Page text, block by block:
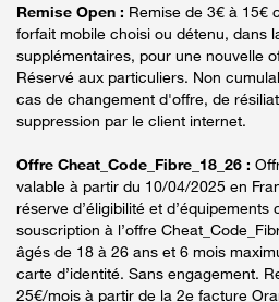
Remise Open : Remise de 3€ à 15€
forfait mobile choisi ou détenu, dans
supplémentaires, pour une nouvelle
Réservé aux particuliers. Non
cas de changement d'offre, de
suppression par le client internet.
Offre Cheat_Code_Fibre_18_26 :
valable à partir du 10/04/2025 en
réserve d’éligibilité et d’équipements
souscription à l’offre
âgés de 18 à 26 ans et 6 mois
carte d’identité. Sans engagement.
25€/mois à partir de la 2e facture